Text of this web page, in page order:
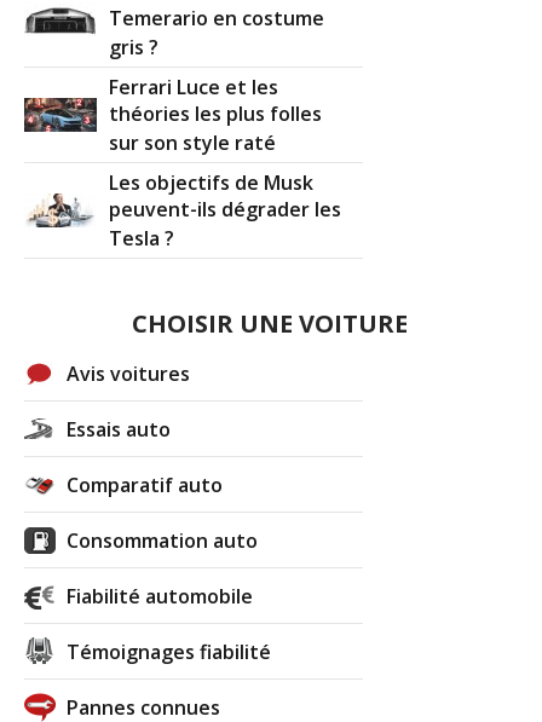
Temerario en costume
gris ?
Ferrari Luce et les
théories les plus folles
sur son style raté
Les objectifs de Musk
peuvent-ils dégrader les
Tesla ?
CHOISIR UNE VOITURE
Avis voitures
Essais auto
Comparatif auto
Consommation auto
Fiabilité automobile
Témoignages fiabilité
Pannes connues